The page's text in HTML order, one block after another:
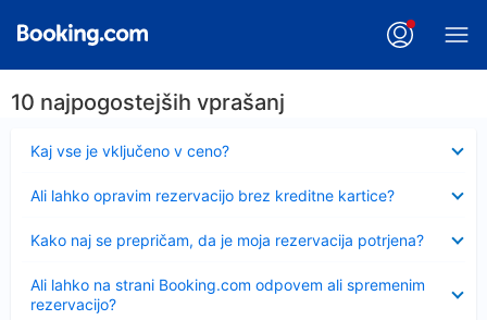
10 najpogostejših vprašanj
Kaj vse je vključeno v ceno?
Ali lahko opravim rezervacijo brez kreditne kartice?
Kako naj se prepričam, da je moja rezervacija potrjena?
Ali lahko na strani Booking.com odpovem ali spremenim
rezervacijo?